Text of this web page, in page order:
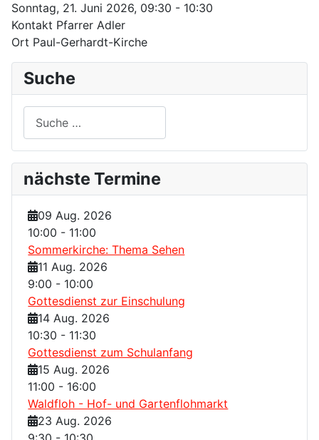
Suche
nächste Termine
09 Aug. 2026
10:00 - 11:00
Sommerkirche: Thema Sehen
11 Aug. 2026
9:00 - 10:00
Gottesdienst zur Einschulung
14 Aug. 2026
10:30 - 11:30
Gottesdienst zum Schulanfang
15 Aug. 2026
11:00 - 16:00
Waldfloh - Hof- und Gartenflohmarkt
23 Aug. 2026
Sonntag, 21. Juni 2026, 09:30 - 10:30
Kontakt Pfarrer Adler
Ort Paul-Gerhardt-Kirche